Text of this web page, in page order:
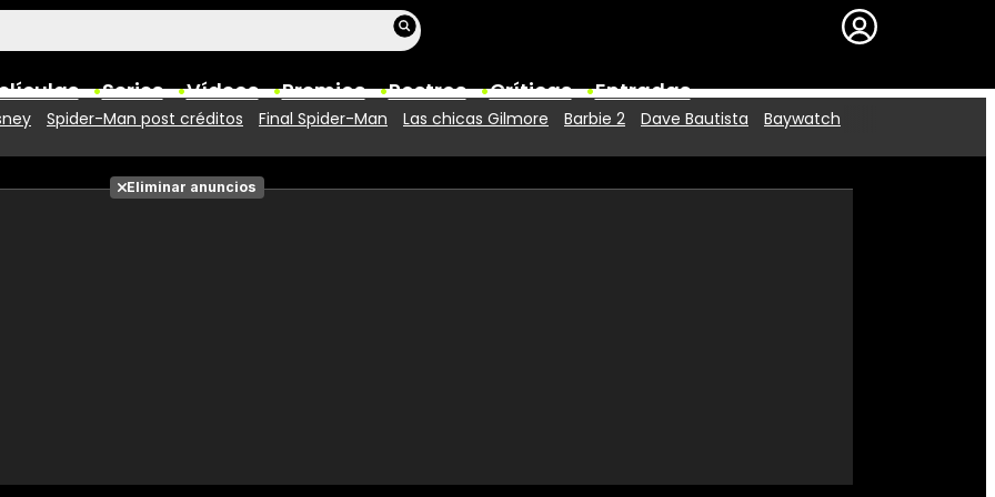
Series Vídeos Premios Rostros Críticas Entradas
Fotos
Premios
Spider-Man post créditos Final Spider-Man Las chicas Gilmore Barbie 2 Dave Bautista Baywatch
Eliminar anuncios